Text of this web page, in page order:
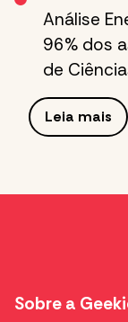
Análise
96% dos
de
Leia mais
Sobre a